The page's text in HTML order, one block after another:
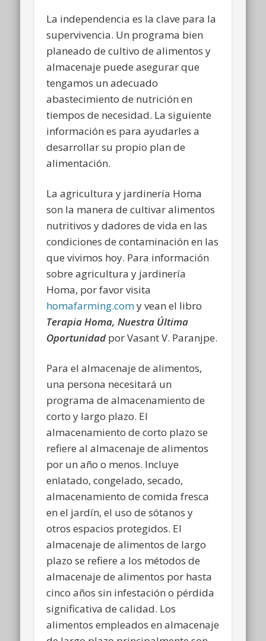
La independencia es la clave para la
supervivencia. Un programa bien
planeado de cultivo de alimentos y
almacenaje puede asegurar que
tengamos un adecuado
abastecimiento de nutrición en
tiempos de necesidad. La siguiente
información es para ayudarles a
desarrollar su propio plan de
alimentación.
La agricultura y jardinería Homa
son la manera de cultivar alimentos
nutritivos y dadores de vida en las
condiciones de contaminación en las
que vivimos hoy. Para información
sobre agricultura y jardinería
Homa, por favor visita
homafarming.comy vean el libro
Terapia Homa, Nuestra Última
Oportunidadpor Vasant V. Paranjpe.
Para el almacenaje de alimentos,
una persona necesitará un
programa de almacenamiento de
corto y largo plazo. El
almacenamiento de corto plazo se
refiere al almacenaje de alimentos
por un año o menos. Incluye
enlatado, congelado, secado,
almacenamiento de comida fresca
en el jardín, el uso de sótanos y
otros espacios protegidos. El
almacenaje de alimentos de largo
plazo se refiere a los métodos de
almacenaje de alimentos por hasta
cinco años sin infestación o pérdida
significativa de calidad. Los
alimentos empleados en almacenaje